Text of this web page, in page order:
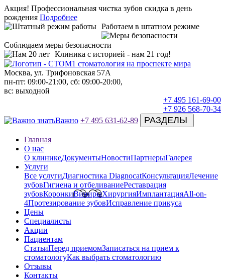
Акция! Профессиональная чистка зубов скидка в день
рождения Подробнее
Работаем в штатном режиме
Соблюдаем меры безопасности
Клиника с историей - нам 21 год!
Москва, ул. Трифоновская 57А
пн-пт: 09:00-21:00, сб: 09:00-20:00,
вс: выходной
+7 495 161-69-00
+7 926 568-70-34
Важно +7 495 631-62-89 РАЗДЕЛЫ
Главная
О нас
О клиникеДокументыНовостиПартнерыГалерея
Услуги
Все услугиДиагностика DiagnocatКонсультацияЛечение
зубовГигиена и отбеливаниеРеставрация
зубовКоронкиВинирыХирургияИмплантацияAll-on-
4Протезирование зубовИсправление прикуса
Цены
Специалисты
Акции
Пациентам
СтатьиПеред приемомЗаписаться на прием к
стоматологуКак выбрать стоматологию
Отзывы
Контакты